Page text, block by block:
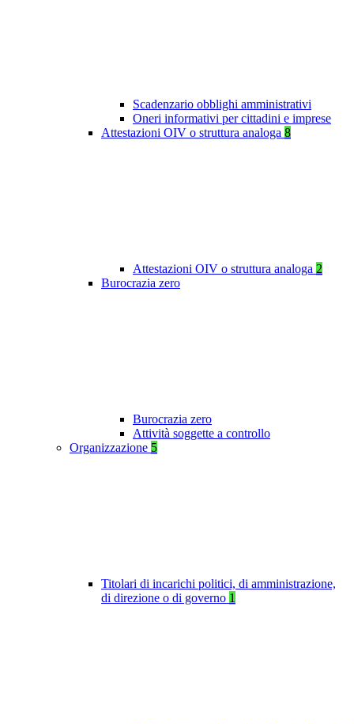
Scadenzario obblighi amministrativi
Oneri informativi per cittadini e imprese
Attestazioni OIV o struttura analoga 8
Attestazioni OIV o struttura analoga 2
Burocrazia zero
Burocrazia zero
Attività soggette a controllo
Organizzazione 5
Titolari di incarichi politici, di amministrazione,
di direzione o di governo 1